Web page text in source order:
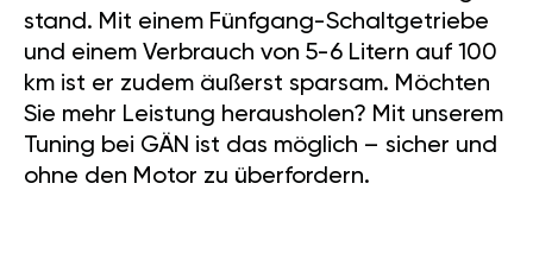
stand. Mit einem Fünfgang-Schaltgetriebe
und einem Verbrauch von 5-6 Litern auf 100
km ist er zudem äußerst sparsam. Möchten
Sie mehr Leistung herausholen? Mit unserem
Tuning bei GÄN ist das möglich – sicher und
ohne den Motor zu überfordern.